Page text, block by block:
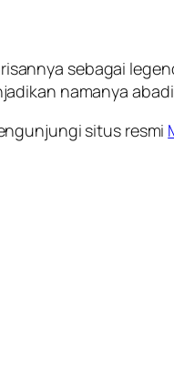
sebagai
namanya
situs resmi